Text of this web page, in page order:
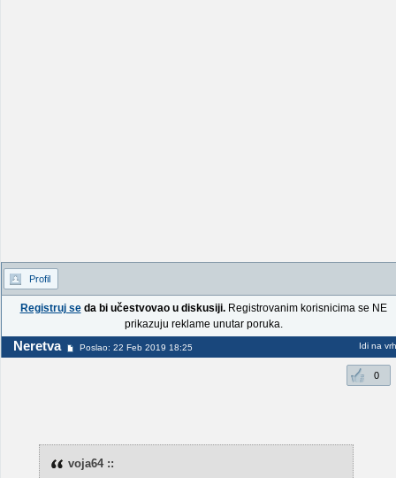
Profil
Registruj seda bi učestvovao u diskusiji.Registrovanim korisnicima se NE
prikazuju reklame unutar poruka.
Neretva Poslao: 22 Feb 2019 18:25 Idi na vrh
0
voja64 ::